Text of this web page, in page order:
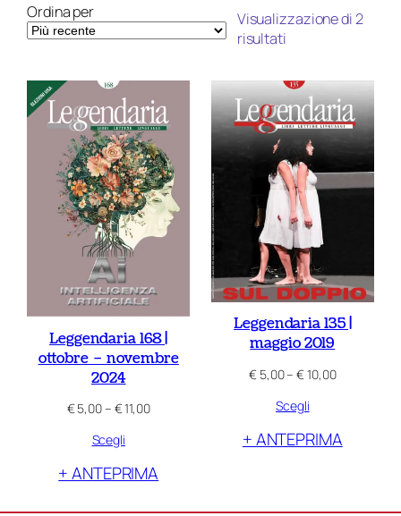
Ordina per
Visualizzazione di 2
risultatiOrdina
base
al
più
recente
Leggendaria 168 |
ottobre – novembre
2024
€5,00– €11,00Fascia
€ 5,00
€ 11,00
Scegli
+ ANTEPRIMA
Leggendaria 135 |
maggio 2019
€5,00– €10,00Fascia
€ 5,00
Scegli
+ ANTEPRIMA